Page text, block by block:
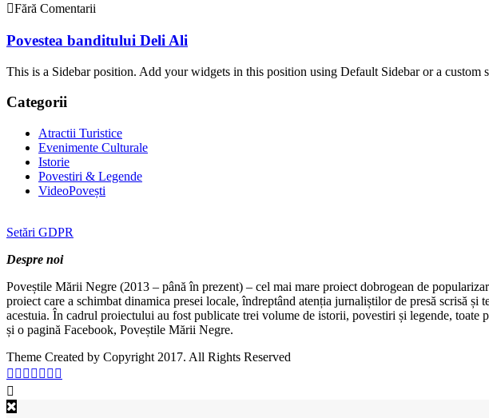
Fără Comentarii
Povestea banditului Deli Ali
This is a Sidebar position. Add your widgets in this position using Default Sidebar or a custom
Categorii
Atractii Turistice
Evenimente Culturale
Istorie
Povestiri & Legende
VideoPovești
Setări GDPR
Despre noi
Poveștile Mării Negre (2013 – până în prezent) – cel mai mare proiect dobrogean de
proiect care a schimbat dinamica presei locale, îndreptând atenția jurnaliștilor de presă scrisă
acestuia. În cadrul proiectului au fost publicate trei volume de istorii, povestiri și legende,
și o pagină Facebook, Poveștile Mării Negre.
Theme Created by Copyright 2017. All Rights Reserved